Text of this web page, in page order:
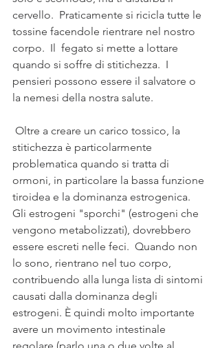
cervello.  Praticamente si ricicla tutte le
tossine facendole rientrare nel nostro
corpo.  Il  fegato si mette a lottare
quando si soffre di stitichezza.  I
pensieri possono essere il salvatore o
la nemesi della nostra salute.
stitichezza è particolarmente
problematica quando si tratta di
ormoni, in particolare la bassa funzione
tiroidea e la dominanza estrogenica.
Gli estrogeni "sporchi" (estrogeni che
vengono metabolizzati), dovrebbero
essere escreti nelle feci.  Quando non
lo sono, rientrano nel tuo corpo,
contribuendo alla lunga lista di sintomi
causati dalla dominanza degli
estrogeni. È quindi molto importante
avere un movimento intestinale
regolare (parlo una o due volte al